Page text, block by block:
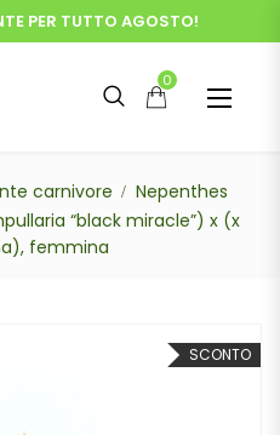
PER TUTTO AGOSTO!
0
carnivore
Nepenthes
“black miracle”) x (x
femmina
SCONTO